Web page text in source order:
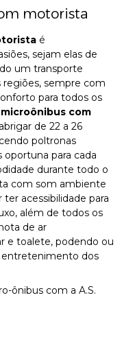
motorista
é
sejam elas de
um transporte
sempre com
para todos os
com
de 22 a 26
poltronas
para cada
durante todo o
com som ambiente
acessibilidade para
além de todos os
de ar
e toalete, podendo ou
entretenimento dos
ônibus com a A.S.